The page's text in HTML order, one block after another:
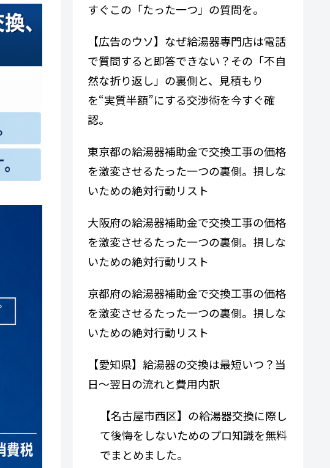
すぐこの「たった一つ」の質問を。
【広告のウソ】なぜ給湯器専門​​店は電話
で質問すると即答できない？その「不自
然な折り返し」の裏側と、見積もり
を“実質半額”にする交渉術を今すぐ確
認。
東京都の給湯器補助金で交換工事の価格
を激変させるたった一つの裏側。損しな
いための絶対行動リスト
大阪府の給湯器補助金で交換工事の価格
を激変させるたった一つの裏側。損しな
いための絶対行動リスト
京都府の給湯器補助金で交換工事の価格
を激変させるたった一つの裏側。損しな
いための絶対行動リスト
【愛知県】給湯器の交換は最短いつ？当
日〜翌日の流れと費用内訳
【名古屋市西区】の給湯器交換に際し
て後悔をしないためのプロ知識を無料
でまとめました。